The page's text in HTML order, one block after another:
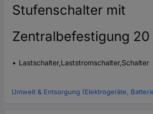
Stufenschalter mit
Zentralbefestigung 20
Lastschalter,Laststromschalter,Schalter
Umwelt & Entsorgung (Elektrogeräte,